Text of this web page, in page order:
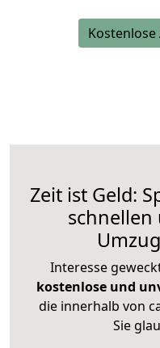
Zeit ist Geld:
schnellen
Interesse
kostenlose und
die innerhalb von
Sie